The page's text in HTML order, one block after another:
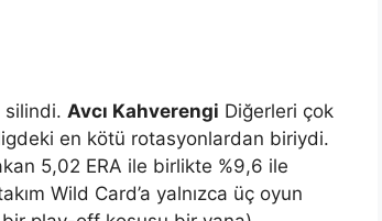
silindi. Avcı Kahverengi Diğerleri çok
en kötü rotasyonlardan biriydi.
5,02 ERA ile birlikte %9,6 ile
Wild Card’a yalnızca üç oyun